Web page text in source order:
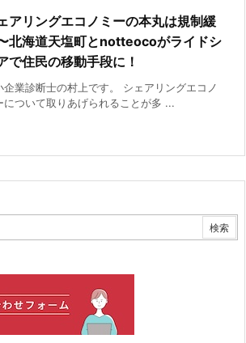
アリングエコノミーの本丸は規制緩
北海道天塩町とnotteocoがライドシ
で住民の移動手段に！
企業診断士の村上です。 シェアリングエコノ
について取りあげられることが多 ...